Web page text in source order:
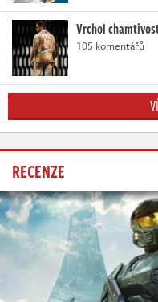
Vrchol
105 komentářů
RECENZE